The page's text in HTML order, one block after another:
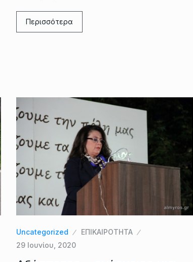
Περισσότερα
Uncategorized
ΕΠΙΚΑΙΡΟΤΗΤΑ
29 Ιουνίου, 2020